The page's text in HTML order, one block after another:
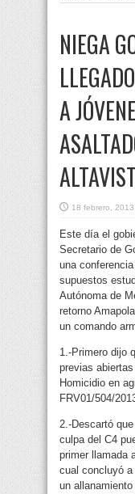
NIEGA
A
18 febrero, 2013
Este día el
Secretario de
una
supuestos
Autónoma de
retorno
un comando
1.-Primero dijo
previas
Homicidio en
FRV01/504/
2.-Descartó
culpa del C4
primer llamada
cual concluyó
un allanamiento